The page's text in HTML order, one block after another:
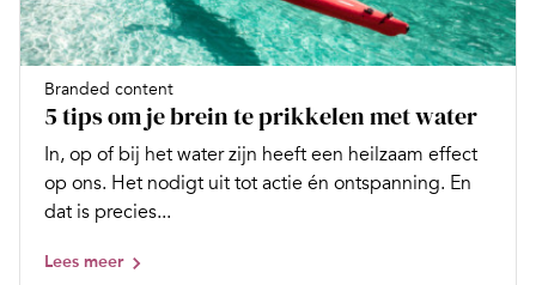
Branded content
5 tips om je brein te prikkelen met water
In, op of bij het water zijn heeft een heilzaam effect
op ons. Het nodigt uit tot actie én ontspanning. En
dat is precies...
Lees meer